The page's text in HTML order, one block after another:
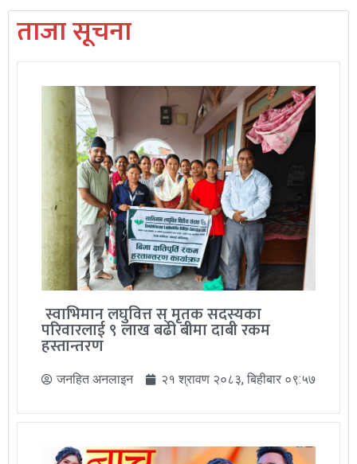
ताजा सूचना
स्वाभिमान लघुवित्त स् मृतक सदस्यका
परिवारलाई ९ लाख बढी बीमा दाबी रकम
हस्तान्तरण
जनहित अनलाइन २१ श्रावण २०८३, बिहीबार ०९:५७